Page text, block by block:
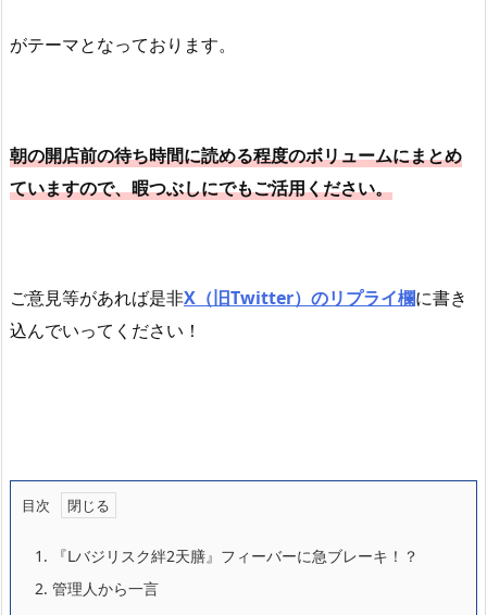
がテーマとなっております。
朝の開店前の待ち時間に読める程度のボリュームにまとめ
ていますので、暇つぶしにでもご活用ください。
ご意見等があれば是非X（旧Twitter）のリプライ欄に書き
込んでいってください！
目次
1. 『Lバジリスク絆2天膳』フィーバーに急ブレーキ！？
2. 管理人から一言